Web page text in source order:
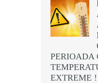
PERIOADA
EXTREME !